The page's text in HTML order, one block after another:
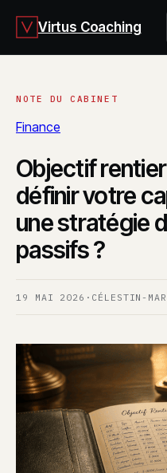
Virtus Coaching
Finance
Objectif
définir votre
une stratégie
passifs ?
19 MAI 2026 · CÉLESTIN-